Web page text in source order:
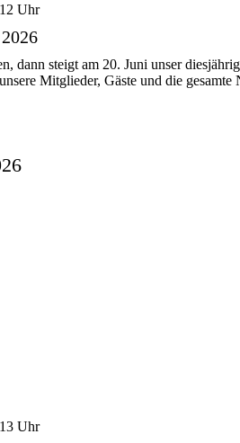
Uhr
dann steigt am 20. Juni unser
Mitglieder, Gäste und die gesamte
Uhr